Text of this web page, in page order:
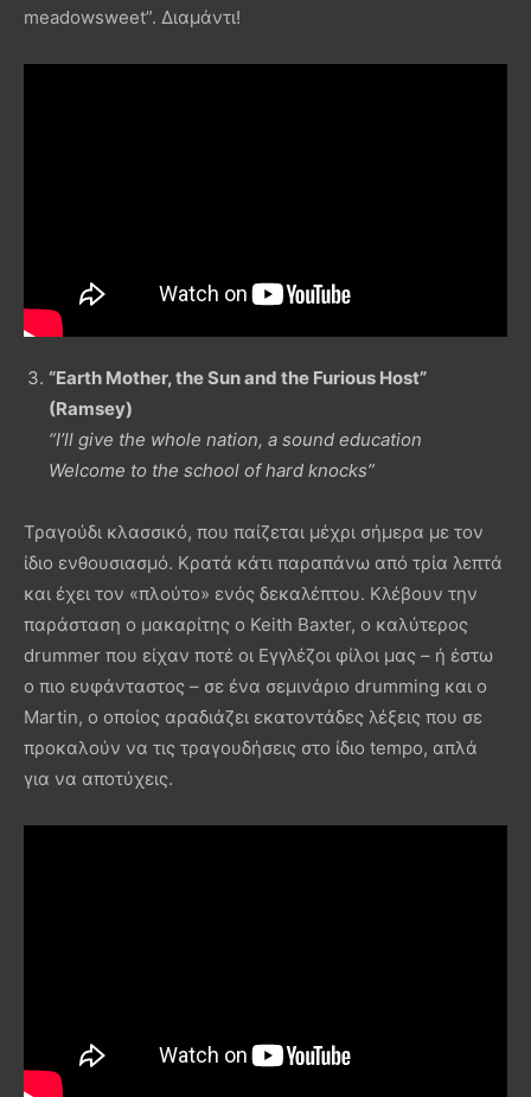
meadowsweet”. Διαμάντι!
“Earth Mother, the Sun and the Furious Host”
(Ramsey)
“I’ll give the whole nation, a sound education
Welcome to the school of hard knocks”
Τραγούδι κλασσικό, που παίζεται μέχρι σήμερα με τον
ίδιο ενθουσιασμό. Κρατά κάτι παραπάνω από τρία λεπτά
και έχει τον «πλούτο» ενός δεκαλέπτου. Κλέβουν την
παράσταση ο μακαρίτης ο Keith Baxter, ο καλύτερος
drummer που είχαν ποτέ οι Εγγλέζοι φίλοι μας – ή έστω
ο πιο ευφάνταστος – σε ένα σεμινάριο drumming και ο
Martin, ο οποίος αραδιάζει εκατοντάδες λέξεις που σε
προκαλούν να τις τραγουδήσεις στο ίδιο tempo, απλά
για να αποτύχεις.